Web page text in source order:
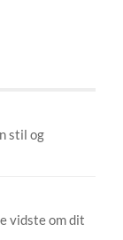
stil og
vidste om dit